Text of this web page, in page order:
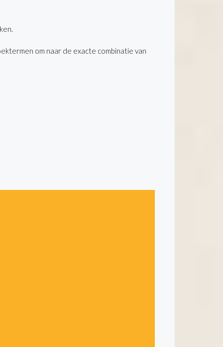
om naar de exacte combinatie van